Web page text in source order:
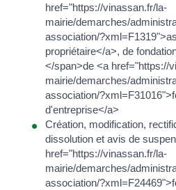
href="https://vinassan.fr/la-
mairie/demarches/
association/
propriétaire</a>, de
</span>de <a href="https://
mairie/demarches/
association/
d'entreprise</a>
Création, modification,
dissolution et avis de
href="https://vinassan.fr/la-
mairie/demarches/
association/